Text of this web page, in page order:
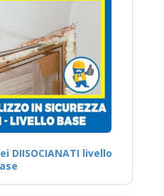
DIISOCIANATI livello